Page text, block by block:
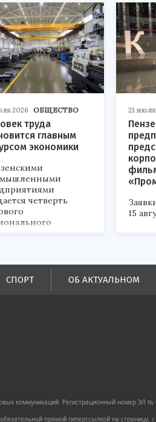
2026 ОБЩЕСТВО
труда
главным
экономики
четверть
и
в
всех уровней.
21
15
СПОРТ ОБ АКТУАЛЬНОМ
коммуникаций. Регистрационный номер ЭЛ
прямой гиперссылкой на